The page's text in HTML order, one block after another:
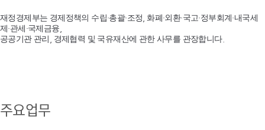
재정경제부는 경제정책의 수립·총괄·조정, 화폐·외환·국고·정부회계·내국세
제·관세·국제금융,
공공기관 관리, 경제협력 및 국유재산에 관한 사무를 관장합니다.
주요업무